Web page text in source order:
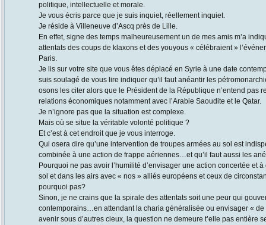
politique, intellectuelle et morale.
Je vous écris parce que je suis inquiet, réellement inquiet.
Je réside à Villeneuve d’Ascq près de Lille.
En effet, signe des temps malheureusement un de mes amis m’a
attentats des coups de klaxons et des youyous « célébraient »
Paris.
Je lis sur votre site que vous êtes déplacé en Syrie à une date
suis soulagé de vous lire indiquer qu’il faut anéantir les
osons les citer alors que le Président de la République n’entend pas
relations économiques notamment avec l’Arabie Saoudite et le Qatar.
Je n’ignore pas que la situation est complexe.
Mais où se situe la véritable volonté politique ?
Et c’est à cet endroit que je vous interroge.
Qui osera dire qu’une intervention de troupes armées au sol est
combinée à une action de frappe aériennes…et qu’il faut aussi les
Pourquoi ne pas avoir l’humilité d’envisager une action concertée et
sol et dans les airs avec « nos » alliés européens et ceux de
pourquoi pas?
Sinon, je ne crains que la spirale des attentats soit une peur qui
contemporains…en attendant la charia généralisée ou envisager «
avenir sous d’autres cieux, la question ne demeure t’elle pas entière